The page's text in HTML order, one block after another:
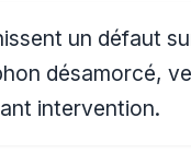
un défaut
désamorcé,
intervention.